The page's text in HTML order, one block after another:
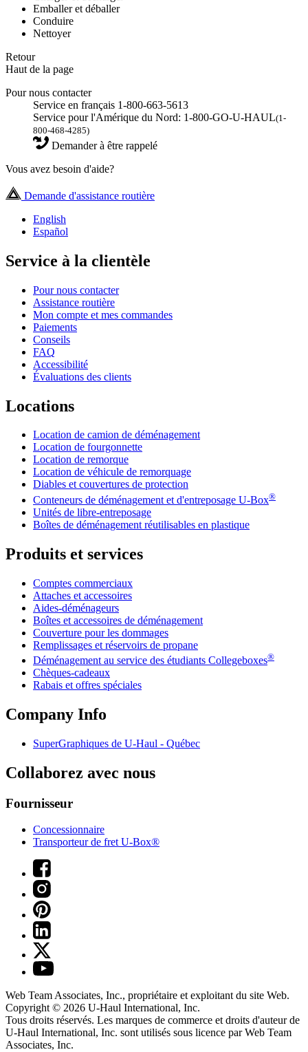
Emballer et déballer
Conduire
Nettoyer
Retour
Haut de la page
Pour nous contacter
Service en français 1-800-663-5613
Service pour l'Amérique du Nord: 1-800-GO-U-HAUL(1-
800-468-4285)
Demander à être rappelé
Vous avez besoin d'aide?
Demande d'assistance routière
English
Español
Service à la clientèle
Pour nous contacter
Assistance routière
Mon compte et mes commandes
Paiements
Conseils
FAQ
Accessibilité
Évaluations des clients
Locations
Location de camion de déménagement
Location de fourgonnette
Location de remorque
Location de véhicule de remorquage
Diables et couvertures de protection
Conteneurs de déménagement et d'entreposage U-Box®
Unités de libre-entreposage
Boîtes de déménagement réutilisables en plastique
Produits et services
Comptes commerciaux
Attaches et accessoires
Aides-déménageurs
Boîtes et accessoires de déménagement
Couverture pour les dommages
Remplissages et réservoirs de propane
Déménagement au service des étudiants Collegeboxes®
Chèques-cadeaux
Rabais et offres spéciales
Company Info
SuperGraphiques de U-Haul - Québec
Collaborez avec nous
Fournisseur
Concessionnaire
Transporteur de fret U-Box®
Web Team Associates, Inc., propriétaire et exploitant du site Web.
Copyright © 2026 U-Haul International, Inc.
Tous droits réservés. Les marques de commerce et droits d'auteur de
U-Haul International, Inc. sont utilisés sous licence par Web Team
Associates, Inc.